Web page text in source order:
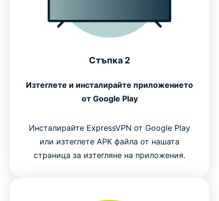
Стъпка 2
Изтеглете и инсталирайте приложението
от Google Play
Инсталирайте ExpressVPN от Google Play
или изтеглете APK файла от нашата
страница за изтегляне на приложения.